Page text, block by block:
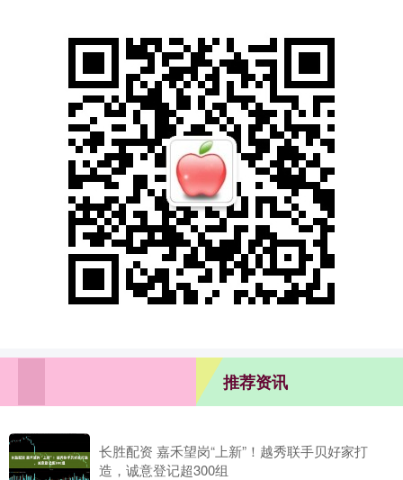
推荐资讯
长胜配资 嘉禾望岗“上新”！越秀联手贝好家打
造，诚意登记超300组